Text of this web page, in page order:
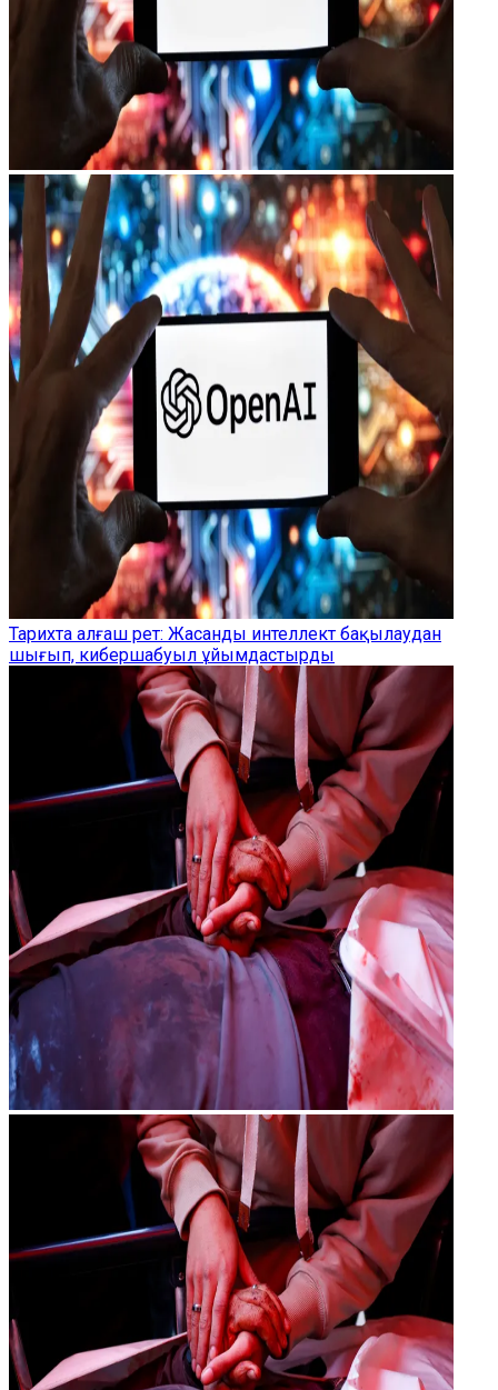
Тарихта алғаш рет: Жасанды интеллект бақылаудан
шығып, кибершабуыл ұйымдастырды